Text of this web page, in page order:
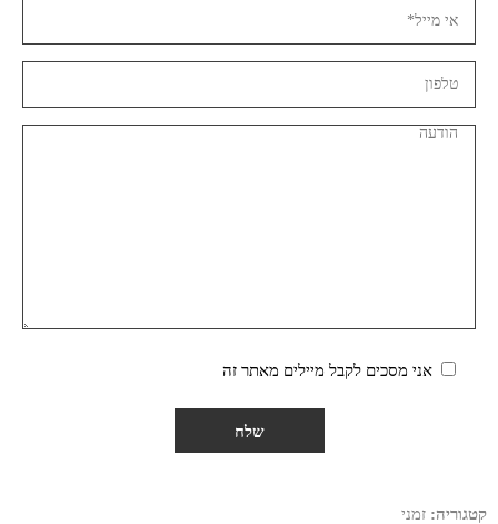
אני מסכים לקבל מיילים מאתר זה
קטגוריה: זמני